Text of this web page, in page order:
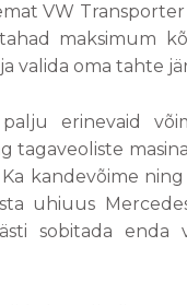
VW
maksimum
valida oma tahte
erinevaid
tagaveoliste
kandevõime
uhiuus
sobitada enda